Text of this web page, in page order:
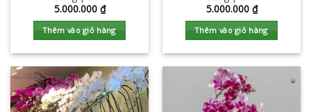
5.000.000 ₫
Thêm vào giỏ hàng
5.000.000 ₫
Thêm vào giỏ hàng